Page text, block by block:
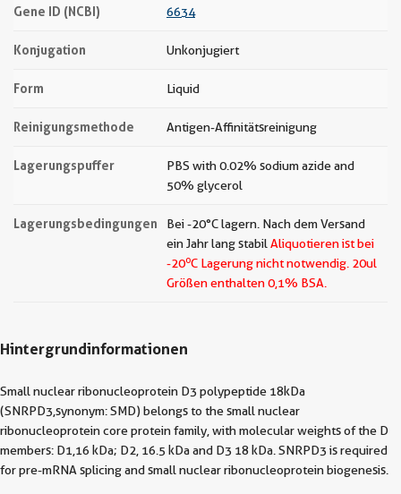
Gene ID (NCBI) 6634
Konjugation Unkonjugiert
Form Liquid
Reinigungsmethode Antigen-Affinitätsreinigung
Lagerungspuffer
PBS with 0.02% sodium azide and
50% glycerol
Lagerungsbedingungen
Bei -20°C lagern. Nach dem Versand
ein Jahr lang stabil Aliquotieren ist bei
-20oC Lagerung nicht notwendig. 20ul
Größen enthalten 0,1% BSA.
Hintergrundinformationen
Small nuclear ribonucleoprotein D3 polypeptide 18kDa
(SNRPD3,synonym: SMD) belongs to the small nuclear
ribonucleoprotein core protein family, with molecular weights of the D
members: D1,16 kDa; D2, 16.5 kDa and D3 18 kDa. SNRPD3 is required
for pre-mRNA splicing and small nuclear ribonucleoprotein biogenesis.